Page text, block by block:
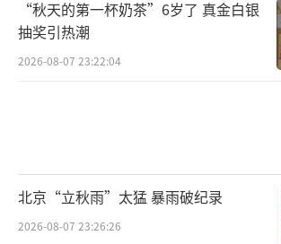
“秋天的第一杯奶茶”6岁了 真金白银
抽奖引热潮
2026-08-07 23:22:04
北京“立秋雨”太猛 暴雨破纪录
2026-08-07 23:26:26